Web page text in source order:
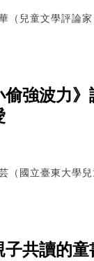
（兒童文學評論家
偷強波力
（國立臺東大學兒
子共讀的